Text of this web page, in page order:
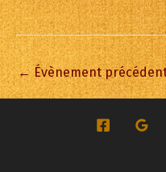
←Évènement